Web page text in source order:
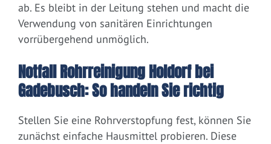
ab. Es bleibt in der Leitung stehen und macht die
Verwendung von sanitären Einrichtungen
vorrübergehend unmöglich.
Notfall Rohrreinigung Holdorf bei
Gadebusch: So handeln Sie richtig
Stellen Sie eine Rohrverstopfung fest, können Sie
zunächst einfache Hausmittel probieren. Diese